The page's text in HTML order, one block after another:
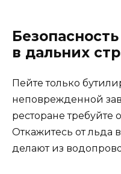
в дальних
Пейте только
неповрежденной
ресторане требуйте
Откажитесь от льда
делают из